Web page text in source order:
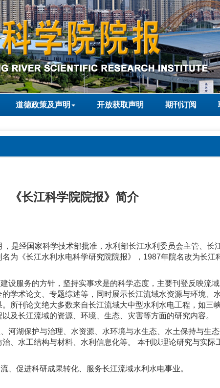
道德政策及声明 开放获取声明 期刊订阅
《长江科学院院报》简介
，是经国家科学技术部批准，水利部长江水利委员会主管、长
为《长江水利水电科学研究院院报》，1987年院名改为长江
设服务的方针，坚持实事求是的科学态度，主要刊登反映流域
学术论文、专题综述等， 同时展示长江流域水资源与环境、
所刊论文绝大多数来自长江流域大中型水利水电工程，如三
及长江流域的资源、环境、生态、灾害等方面的研究内容。
河湖保护与治理、水资源、水环境与水生态、水土保持与生
、水工结构与材料、水利信息化等。
本刊以理论研究与实际
、促进科研成果转化、服务长江流域水利水电事业。